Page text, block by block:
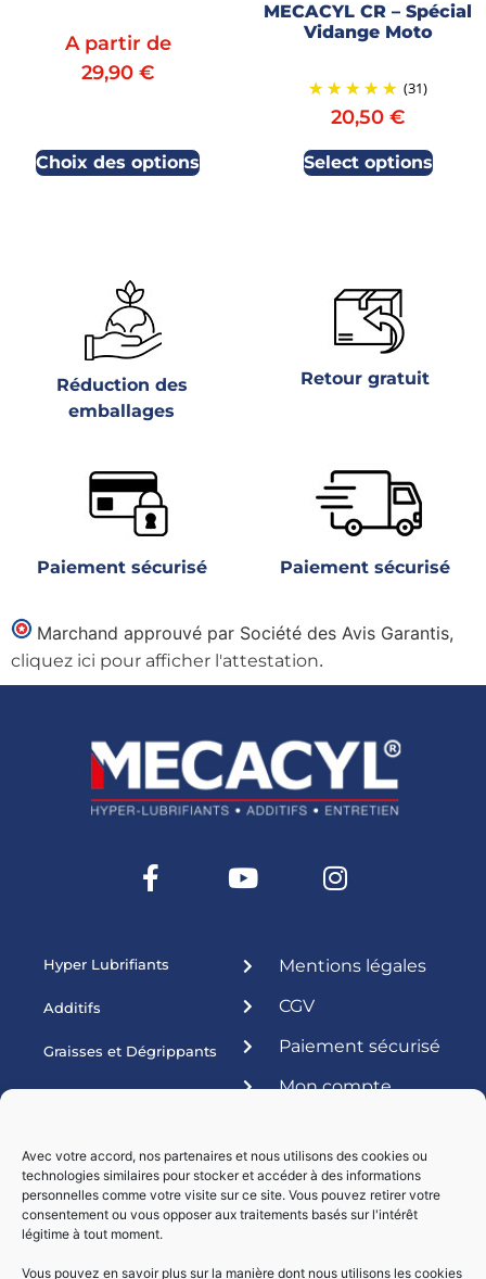
Avec votre accord, nos partenaires et nous utilisons des cookies ou
technologies similaires pour stocker et accéder à des informations
personnelles comme votre visite sur ce site. Vous pouvez retirer votre
consentement ou vous opposer aux traitements basés sur l'intérêt
légitime à tout moment.
Vous pouvez en savoir plus sur la manière dont nous utilisons les cookies
A partir de
29,90€
Choix des options
MECACYL CR – Spécial
Vidange Moto
(31)
20,50€
Select options
Réduction des
emballages
Retour gratuit
Paiement sécurisé Paiement sécurisé
Marchand approuvé par Société des Avis Garantis,
cliquez ici pour afficher l'attestation.
Hyper Lubrifiants
Additifs
Graisses et Dégrippants
Produits ateliers
Mentions légales
CGV
Paiement sécurisé
Mon compte
Livraisons par :